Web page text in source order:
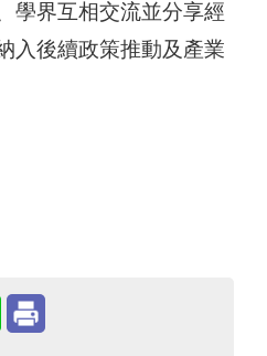
學界互相交流並分享經
入後續政策推動及產業